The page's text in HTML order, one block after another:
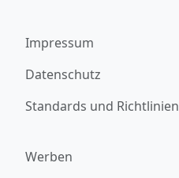
Impressum
Datenschutz
Standards und Richtlinien
Werben